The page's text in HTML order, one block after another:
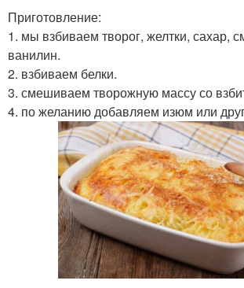
Приготовление:
1. мы взбиваем творог, желтки, сахар,
ванилин.
2. взбиваем белки.
3. смешиваем творожную массу со
4. по желанию добавляем изюм или